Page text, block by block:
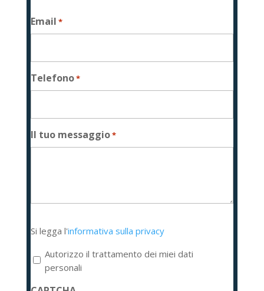
Email *
Telefono*
Il tuo messaggio*
legga
l'informativa
sulla
privacy
Si legga l'informativa sulla privacy
Autorizzo il trattamento dei miei dati
personali